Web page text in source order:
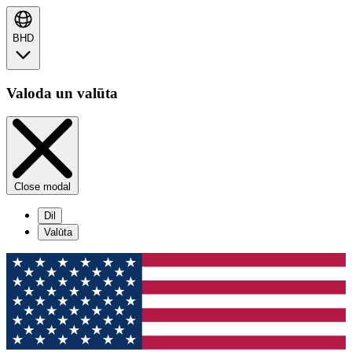
BHD
Valoda un valūta
Close modal
Dil
Valūta